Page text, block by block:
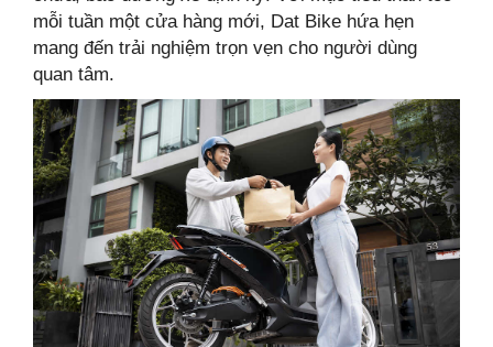
mỗi tuần một cửa hàng mới, Dat Bike hứa hẹn
mang đến trải nghiệm trọn vẹn cho người dùng
quan tâm.